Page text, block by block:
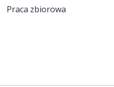
Praca zbiorowa